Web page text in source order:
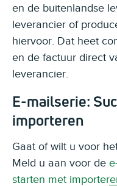
en de buitenlandse
leverancier of
hiervoor. Dat heet
en de factuur direct
leverancier.
E-mailserie:
importeren
Gaat of wilt u voor
Meld u aan voor de
starten met